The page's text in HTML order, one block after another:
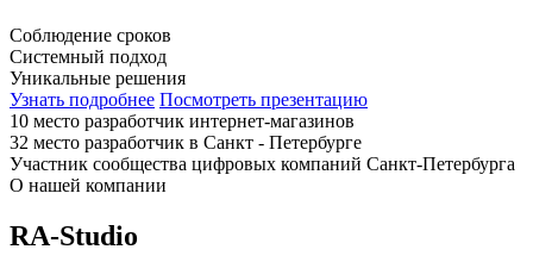
Соблюдение сроков
Системный подход
Уникальные решения
Узнать подробнее Посмотреть презентацию
10 место разработчик интернет-магазинов
32 место разработчик в Санкт - Петербурге
Участник сообщества цифровых компаний Санкт-Петербурга
О нашей компании
RA-Studio